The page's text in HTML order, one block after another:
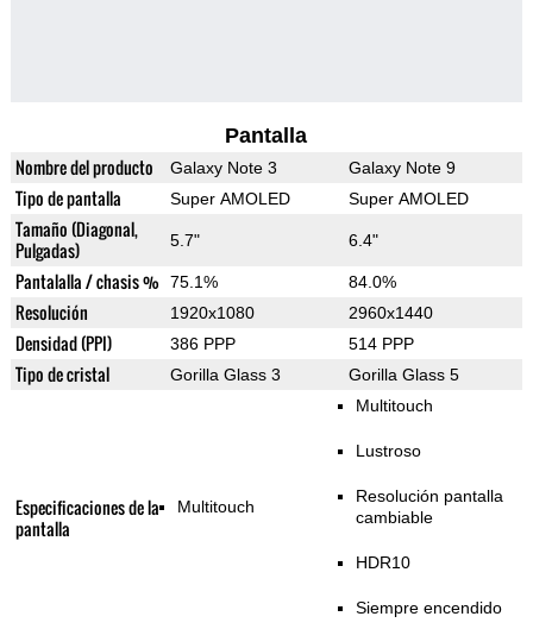
Pantalla
Nombre del producto Galaxy Note 3 Galaxy Note 9
Tipo de pantalla Super AMOLED Super AMOLED
Tamaño (Diagonal,
Pulgadas)
5.7" 6.4"
Pantalalla / chasis % 75.1% 84.0%
Resolución 1920x1080 2960x1440
Densidad (PPI) 386 PPP 514 PPP
Tipo de cristal Gorilla Glass 3 Gorilla Glass 5
Especificaciones de la
pantalla
Multitouch
Multitouch
Lustroso
Resolución pantalla
cambiable
HDR10
Siempre encendido